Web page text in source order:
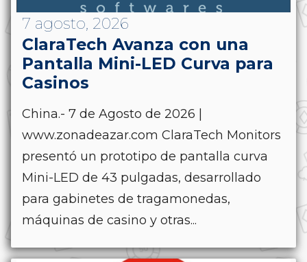
7 agosto, 2026
ClaraTech Avanza con una
Pantalla Mini-LED Curva para
Casinos
China.- 7 de Agosto de 2026 |
www.zonadeazar.com ClaraTech Monitors
presentó un prototipo de pantalla curva
Mini-LED de 43 pulgadas, desarrollado
para gabinetes de tragamonedas,
máquinas de casino y otras...